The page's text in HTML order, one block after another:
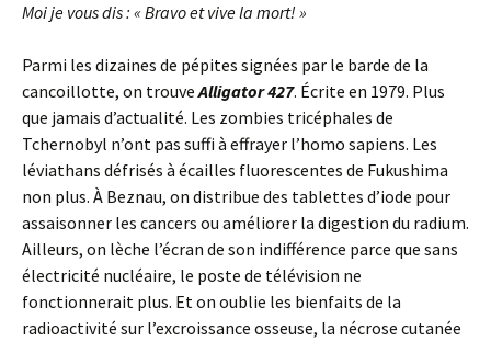
Moi je vous dis: « Bravo et vive la mort! »
Parmi les dizaines de pépites signées par le barde de la
cancoillotte, on trouveAlligator 427. Écrite en 1979. Plus
que jamais d’actualité. Les zombies tricéphales de
Tchernobyl n’ont pas suffi à effrayer l’homo sapiens. Les
léviathans défrisés à écailles fluorescentes de Fukushima
non plus. À Beznau, on distribue des tablettes d’iode pour
assaisonner les cancers ou améliorer la digestion du radium.
Ailleurs, on lèche l’écran de son indifférence parce que sans
électricité nucléaire, le poste de télévision ne
fonctionnerait plus. Et on oublie les bienfaits de la
radioactivité sur l’excroissance osseuse, la nécrose cutanée